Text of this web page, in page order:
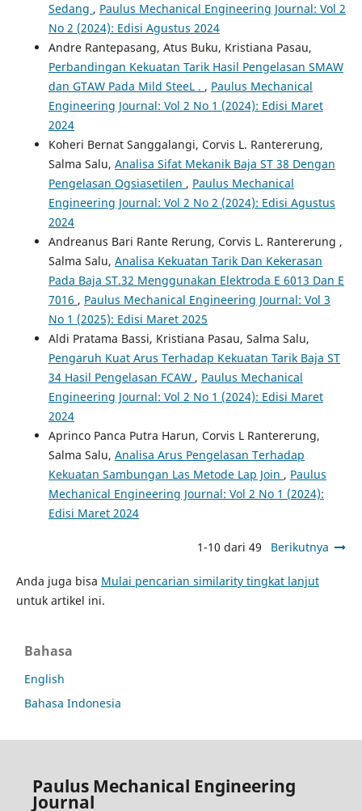
Sedang , Paulus Mechanical Engineering Journal: Vol 2
No 2 (2024): Edisi Agustus 2024
Andre Rantepasang, Atus Buku, Kristiana Pasau,
Perbandingan Kekuatan Tarik Hasil Pengelasan SMAW
dan GTAW Pada Mild SteeL . , Paulus Mechanical
Engineering Journal: Vol 2 No 1 (2024): Edisi Maret
2024
Koheri Bernat Sanggalangi, Corvis L. Rantererung,
Salma Salu, Analisa Sifat Mekanik Baja ST 38 Dengan
Pengelasan Ogsiasetilen , Paulus Mechanical
Engineering Journal: Vol 2 No 2 (2024): Edisi Agustus
2024
Andreanus Bari Rante Rerung, Corvis L. Rantererung ,
Salma Salu, Analisa Kekuatan Tarik Dan Kekerasan
Pada Baja ST.32 Menggunakan Elektroda E 6013 Dan E
7016 , Paulus Mechanical Engineering Journal: Vol 3
No 1 (2025): Edisi Maret 2025
Aldi Pratama Bassi, Kristiana Pasau, Salma Salu,
Pengaruh Kuat Arus Terhadap Kekuatan Tarik Baja ST
34 Hasil Pengelasan FCAW , Paulus Mechanical
Engineering Journal: Vol 2 No 1 (2024): Edisi Maret
2024
Aprinco Panca Putra Harun, Corvis L Rantererung,
Salma Salu, Analisa Arus Pengelasan Terhadap
Kekuatan Sambungan Las Metode Lap Join , Paulus
Mechanical Engineering Journal: Vol 2 No 1 (2024):
Edisi Maret 2024
1-10 dari 49 Berikutnya
Anda juga bisa Mulai pencarian similarity tingkat lanjut
untuk artikel ini.
Bahasa
English
Bahasa Indonesia
Paulus Mechanical Engineering
Journal